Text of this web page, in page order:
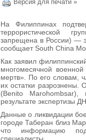
Версия для печати »
На Филиппинах
террористической
запрещена в России) —
сообщает South China
Как заявил
многомесячной
мертв». По его словам,
их остатки разрознены.
(Benito Marohombsar),
результате экспертизы
Данные о ликвидации
городе Таберан близ
что информацию